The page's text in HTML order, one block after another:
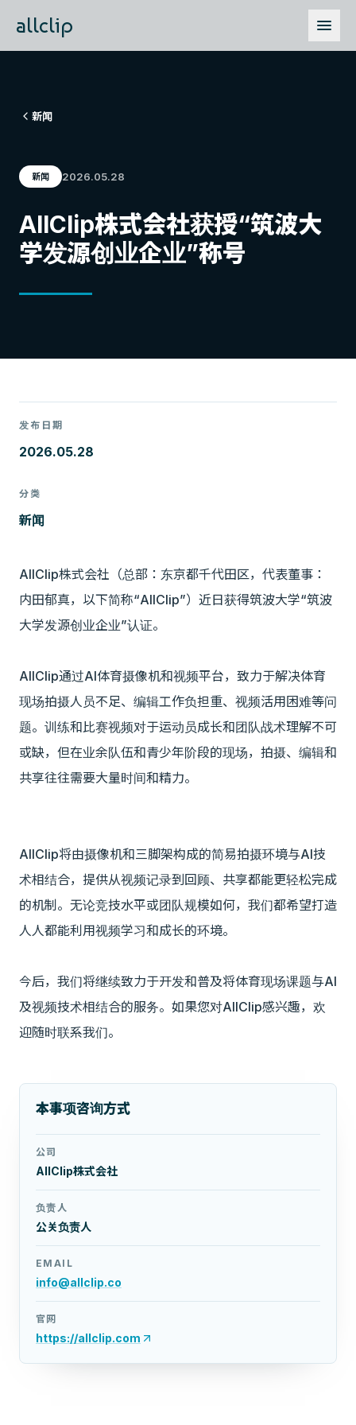
allclip
新闻
新闻 2026.05.28
AllClip株式会社获授“筑波大
学发源创业企业”称号
发布日期
2026.05.28
分类
新闻
AllClip株式会社（总部：东京都千代田区，代表董事：
内田郁真，以下简称“AllClip”）近日获得筑波大学“筑波
大学发源创业企业”认证。
AllClip通过AI体育摄像机和视频平台，致力于解决体育
现场拍摄人员不足、编辑工作负担重、视频活用困难等问
题。训练和比赛视频对于运动员成长和团队战术理解不可
或缺，但在业余队伍和青少年阶段的现场，拍摄、编辑和
共享往往需要大量时间和精力。
AllClip将由摄像机和三脚架构成的简易拍摄环境与AI技
术相结合，提供从视频记录到回顾、共享都能更轻松完成
的机制。无论竞技水平或团队规模如何，我们都希望打造
人人都能利用视频学习和成长的环境。
今后，我们将继续致力于开发和普及将体育现场课题与AI
及视频技术相结合的服务。如果您对AllClip感兴趣，欢
迎随时联系我们。
本事项咨询方式
公司
AllClip株式会社
负责人
公关负责人
EMAIL
info@allclip.co
官网
https://allclip.com